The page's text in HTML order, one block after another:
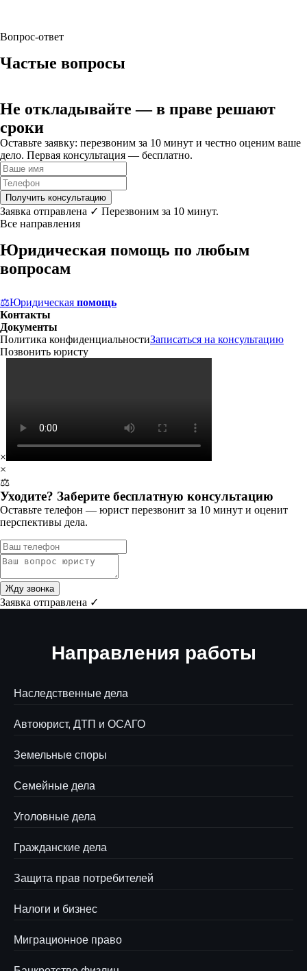
Вопрос-ответ
Частые вопросы
Не откладывайте — в праве решают
сроки
Оставьте заявку: перезвоним за 10 минут и честно оценим ваше
дело. Первая консультация — бесплатно.
Получить консультацию
Заявка отправлена ✓ Перезвоним за 10 минут.
Все направления
Юридическая помощь по любым
вопросам
⚖Юридическая помощь
Контакты
Документы
Политика конфиденциальностиЗаписаться на консультацию
Позвонить юристу
×
×
⚖️
Уходите? Заберите бесплатную консультацию
Оставьте телефон — юрист перезвонит за 10 минут и оценит
перспективы дела.
Жду звонка
Заявка отправлена ✓
Направления работы
Наследственные дела
Автоюрист, ДТП и ОСАГО
Земельные споры
Семейные дела
Уголовные дела
Гражданские дела
Защита прав потребителей
Налоги и бизнес
Миграционное право